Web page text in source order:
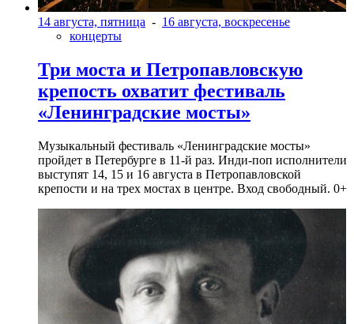
14 августа, пятница - 16 августа, воскресенье
концерты
Три моста и Петропавловскую
крепость охватит фестиваль
«Ленинградские мосты»
Музыкальный фестиваль «Ленинградские мосты»
пройдет в Петербурге в 11-й раз. Инди-поп исполнители
выступят 14, 15 и 16 августа в Петропавловской
крепости и на трех мостах в центре. Вход свободный. 0+